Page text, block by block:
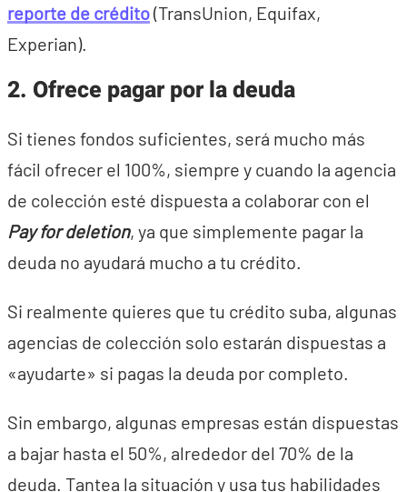
reporte de crédito(TransUnion, Equifax,
Experian).
2. Ofrece pagar por la deuda
Si tienes fondos suficientes, será mucho más
fácil ofrecer el 100%, siempre y cuando la agencia
de colección esté dispuesta a colaborar con el
Pay for deletion, ya que simplemente pagar la
deuda no ayudará mucho a tu crédito.
Si realmente quieres que tu crédito suba, algunas
agencias de colección solo estarán dispuestas a
«ayudarte» si pagas la deuda por completo.
Sin embargo, algunas empresas están dispuestas
a bajar hasta el 50%, alrededor del 70% de la
deuda. Tantea la situación y usa tus habilidades